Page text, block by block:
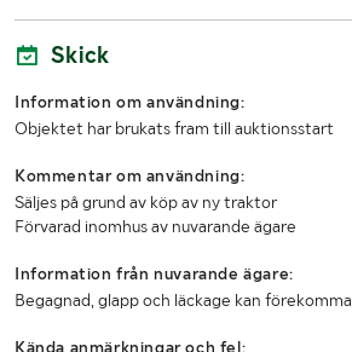
Tjänstevikt (kg)
Totalvikt (kg)
Bredd (mm)
Skick
Information om användning:
Objektet har brukats fram till auktionsstart
Kommentar om användning:
Säljes på grund av köp av ny traktor
Förvarad inomhus av nuvarande ägare
Information från nuvarande ägare:
Begagnad, glapp och läckage kan förekomma
Kända anmärkningar och fel: